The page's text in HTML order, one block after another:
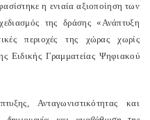
η ενιαία αξιοποίηση των
της δράσης «Ανάπτυξη
περιοχές της χώρας χωρίς
Ειδικής Γραμματείας Ψηφιακού
Ανταγωνιστικότητας και